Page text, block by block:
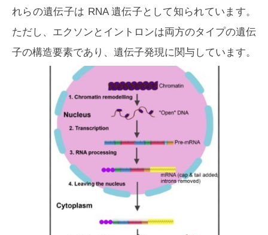
れらの遺伝子は RNA 遺伝子として知られています。
ただし、エクソンとイントロンは両方のタイプの遺伝
子の構造要素であり、遺伝子発現に関与しています。